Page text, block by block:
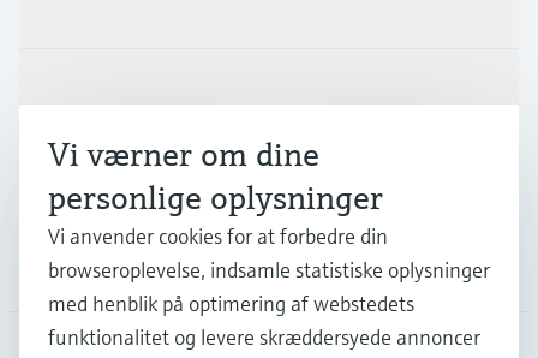
Virksomhed
Vi værner om dine
personlige oplysninger
Vi anvender cookies for at forbedre din
browseroplevelse, indsamle statistiske oplysninger
med henblik på optimering af webstedets
funktionalitet og levere skræddersyede annoncer